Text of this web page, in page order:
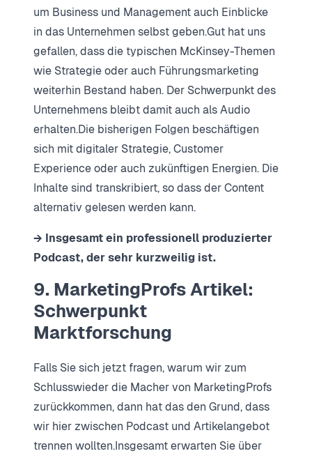
um Business und Management auch Einblicke
in das Unternehmen selbst geben.Gut hat uns
gefallen, dass die typischen McKinsey-Themen
wie Strategie oder auch Führungsmarketing
weiterhin Bestand haben. Der Schwerpunkt des
Unternehmens bleibt damit auch als Audio
erhalten.Die bisherigen Folgen beschäftigen
sich mit digitaler Strategie, Customer
Experience oder auch zukünftigen Energien. Die
Inhalte sind transkribiert, so dass der Content
alternativ gelesen werden kann.
→ Insgesamt ein professionell produzierter
Podcast, der sehr kurzweilig ist.
9. MarketingProfs Artikel:
Schwerpunkt
Marktforschung
Falls Sie sich jetzt fragen, warum wir zum
Schlusswieder die Macher von MarketingProfs
zurückkommen, dann hat das den Grund, dass
wir hier zwischen Podcast und Artikelangebot
trennen wollten.Insgesamt erwarten Sie über